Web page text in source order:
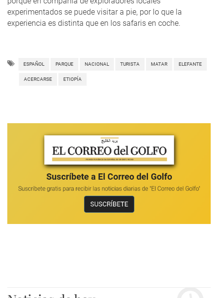
experimentados se puede visitar a pie, por lo que la
experiencia es distinta que en los safaris en coche.
ESPAÑOL PARQUE NACIONAL TURISTA MATAR ELEFANTE
ACERCARSE ETIOPÍA